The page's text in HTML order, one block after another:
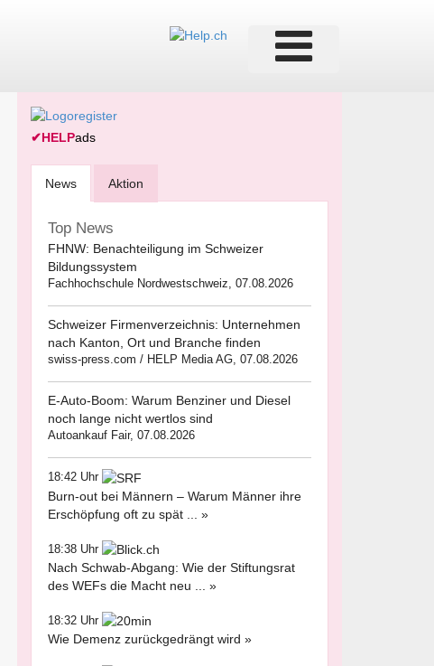
✔HELPads
News Aktion
Top News
FHNW: Benachteiligung im Schweizer
Bildungssystem
Fachhochschule Nordwestschweiz, 07.08.2026
Schweizer Firmenverzeichnis: Unternehmen
nach Kanton, Ort und Branche finden
swiss-press.com / HELP Media AG, 07.08.2026
E-Auto-Boom: Warum Benziner und Diesel
noch lange nicht wertlos sind
Autoankauf Fair, 07.08.2026
18:42 Uhr
Burn-out bei Männern – Warum Männer ihre
Erschöpfung oft zu spät ... »
18:38 Uhr
Nach Schwab-Abgang: Wie der Stiftungsrat
des WEFs die Macht neu ... »
18:32 Uhr
Wie Demenz zurückgedrängt wird »